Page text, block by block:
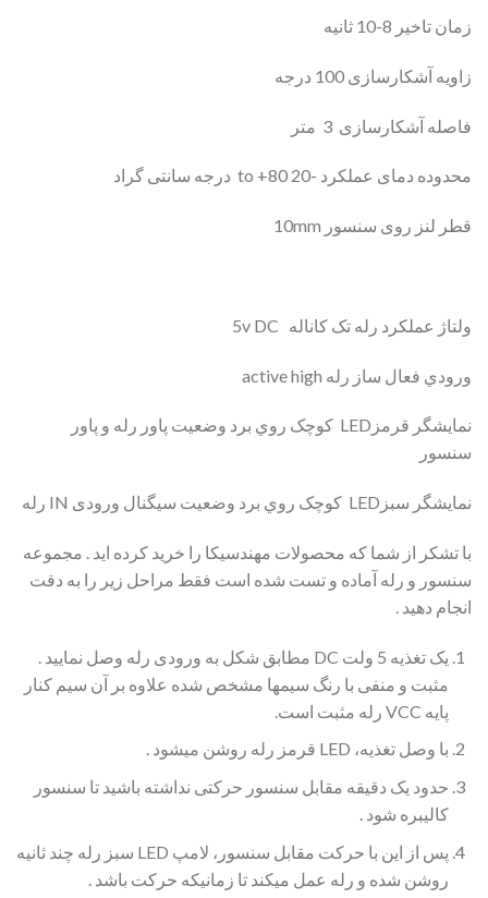
زمان تاخیر 8-10 ثانیه
زاویه آشکارسازی 100 درجه
فاصله آشکارسازی 3 متر
محدوده دمای عملکرد -20 to +80 درجه سانتی گراد
قطر لنز روی سنسور 10mm
ولتاژ عملکرد رله تک کاناله 5v DC
ورودي فعال ساز رله active high
نمایشگر قرمزLED کوچک روي برد وضعیت پاور رله و پاور
سنسور
نمایشگر سبزLED کوچک روي برد وضعیت سیگنال ورودی IN رله
با تشکر از شما که محصولات مهندسیکا را خرید کرده اید . مجموعه
سنسور و رله آماده و تست شده است فقط مراحل زیر را به دقت
انجام دهید .
یک تغذیه 5 ولت DC مطابق شکل به ورودی رله وصل نمایید .
مثبت و منفی با رنگ سیمها مشخص شده علاوه بر آن سیم کنار
پایه VCC رله مثبت است.
با وصل تغذیه،­­­ LED قرمز رله روشن میشود .
حدود یک دقیقه مقابل سنسور حرکتی نداشته باشید تا سنسور
کالیبره شود .
پس از این با حرکت مقابل سنسور، لامپ LED سبز رله چند ثانیه
روشن شده و رله عمل میکند تا زمانیکه حرکت باشد .